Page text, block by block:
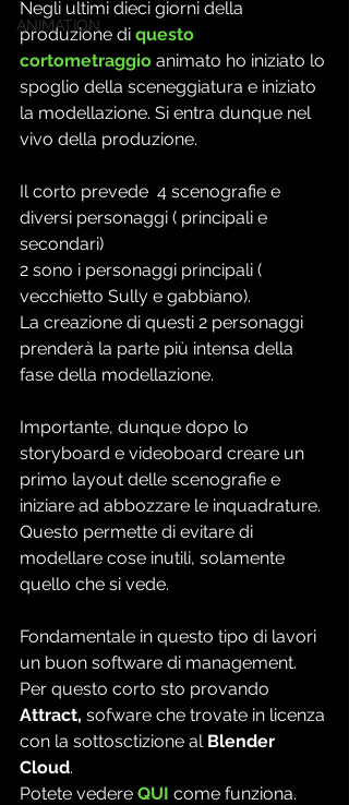
ANIMATION
Negli ultimi dieci giorni della
produzione di questo
cortometraggio animato ho iniziato lo
spoglio della sceneggiatura e iniziato
la modellazione. Si entra dunque nel
vivo della produzione.
Il corto prevede  4 scenografie e
diversi personaggi ( principali e
secondari)
2 sono i personaggi principali (
vecchietto Sully e gabbiano).
La creazione di questi 2 personaggi
prenderà la parte più intensa della
fase della modellazione.
Importante, dunque dopo lo
storyboard e videoboard creare un
primo layout delle scenografie e
iniziare ad abbozzare le inquadrature.
Questo permette di evitare di
modellare cose inutili, solamente
quello che si vede.
Fondamentale in questo tipo di lavori
un buon software di management.
Per questo corto sto provando
Attract, sofware che trovate in licenza
con la sottosctizione al Blender
Cloud.
Potete vedere QUI come funziona.